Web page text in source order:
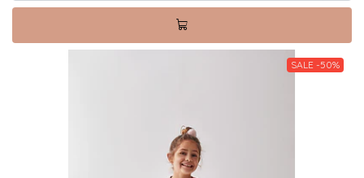
SALE -50%